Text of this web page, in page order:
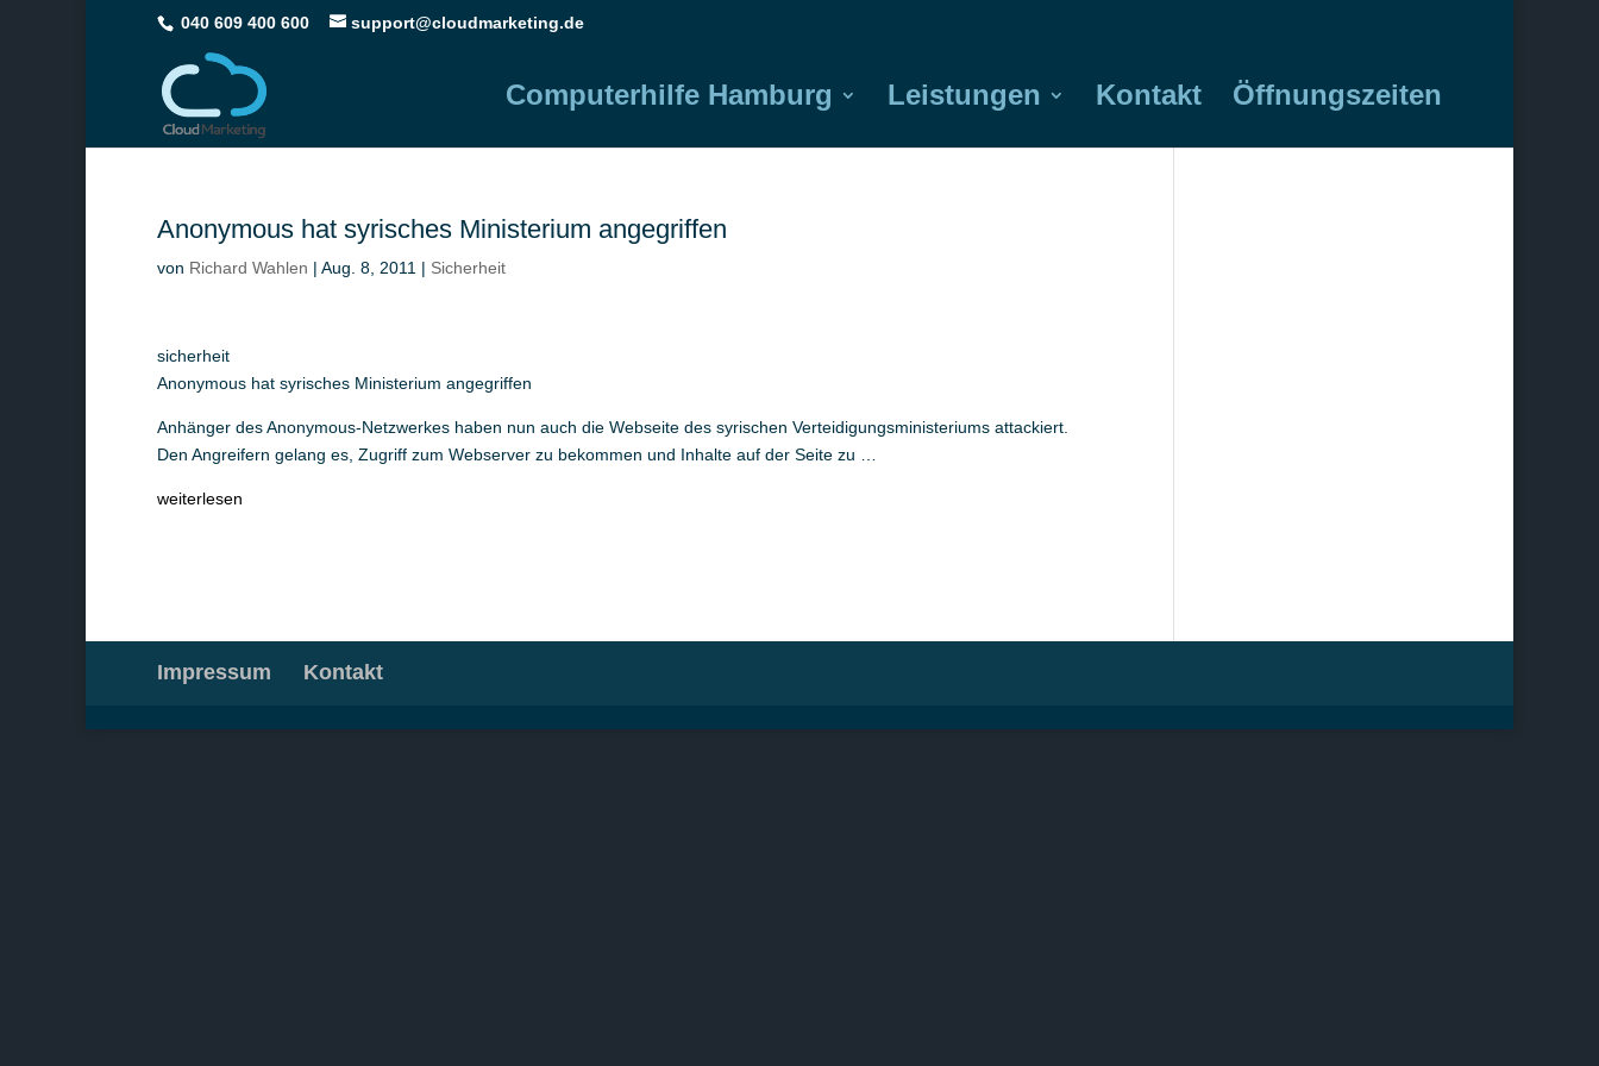
040 609 400 600 support@cloudmarketing.de
Computerhilfe Hamburg Leistungen Kontakt Öffnungszeiten
Anonymous hat syrisches Ministerium angegriffen
von Richard Wahlen | Aug. 8, 2011 | Sicherheit
sicherheit
Anonymous hat syrisches Ministerium angegriffen
Anhänger des Anonymous-Netzwerkes haben nun auch die Webseite des syrischen Verteidigungsministeriums attackiert.
Den Angreifern gelang es, Zugriff zum Webserver zu bekommen und Inhalte auf der Seite zu …
weiterlesen
Impressum Kontakt